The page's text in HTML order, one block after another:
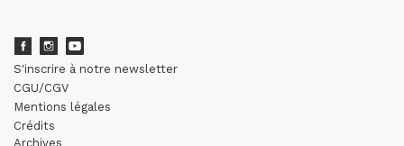
S'inscrire à notre newsletter
CGU/CGV
Mentions légales
Crédits
Archives